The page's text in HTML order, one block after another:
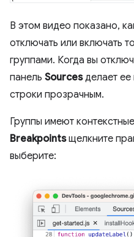
В этом видео показано,
отключать или включать
группами. Когда вы
панель Sourcesделает
строки прозрачным.
Группы имеют
Breakpointsщелкните
выберите: